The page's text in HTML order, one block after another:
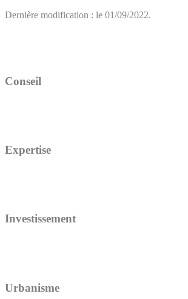
Dernière modification : le 01/09/2022.
Conseil
Expertise
Investissement
Urbanisme